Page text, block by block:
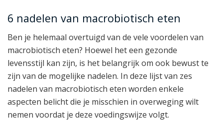
6 nadelen van macrobiotisch eten
Ben je helemaal overtuigd van de vele voordelen van
macrobiotisch eten? Hoewel het een gezonde
levensstijl kan zijn, is het belangrijk om ook bewust te
zijn van de mogelijke nadelen. In deze lijst van zes
nadelen van macrobiotisch eten worden enkele
aspecten belicht die je misschien in overweging wilt
nemen voordat je deze voedingswijze volgt.